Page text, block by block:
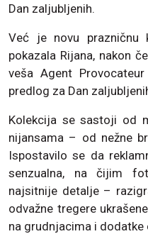
Dan zaljubljenih.
Već je novu prazničnu
pokazala Rijana, nakon
veša Agent
predlog za Dan
Kolekcija se sastoji od
nijansama – od nežne
Ispostavilo se da
senzualna, na čijim
najsitnije detalje –
odvažne tregere
na grudnjacima i dodatke